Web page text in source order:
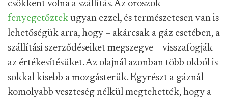
csökkent volna a szállítás. Az oroszok
fenyegetőztek ugyan ezzel, és természetesen van is
lehetőségük arra, hogy – akárcsak a gáz esetében, a
szállítási szerződéseiket megszegve – visszafogják
az értékesítésüket. Az olajnál azonban több okból is
sokkal kisebb a mozgásterük. Egyrészt a gáznál
komolyabb veszteség nélkül megtehették, hogy a